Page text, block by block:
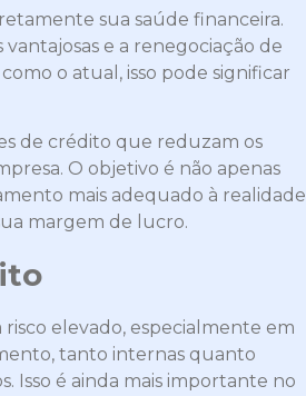
sua saúde financeira.
e a renegociação de
o atual, isso pode significar
de crédito que reduzam os
O objetivo é não apenas
mais adequado à realidade
margem de lucro.
elevado, especialmente em
tanto internas quanto
Isso é ainda mais importante no